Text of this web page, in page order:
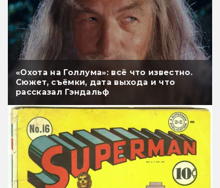
«Охота на Голлума»: всё что известно.
Сюжет, съёмки, дата выхода и что
рассказал Гэндальф